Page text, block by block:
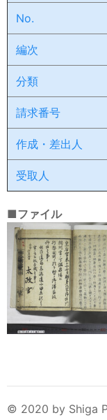
No.
編次
分類
請求番号
作成・差出人
受取人
■ファイル
© 2020 by Shiga